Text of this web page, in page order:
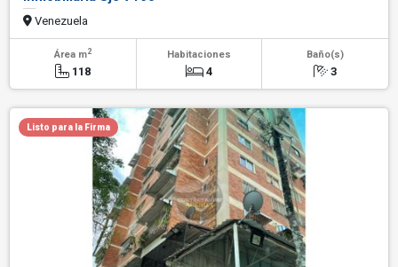
Venezuela
Área m2
118
Habitaciones
4
Baño(s)
3
Listo para la Firma